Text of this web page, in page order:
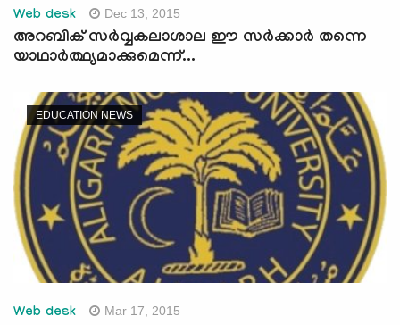
Web desk Dec 13, 2015
അറബിക് സര്‍വ്വകലാശാല ഈ സര്‍ക്കാര്‍ തന്നെ
യാഥാര്‍ത്ഥ്യമാക്കുമെന്ന്...
EDUCATION NEWS
Web desk Mar 17, 2015